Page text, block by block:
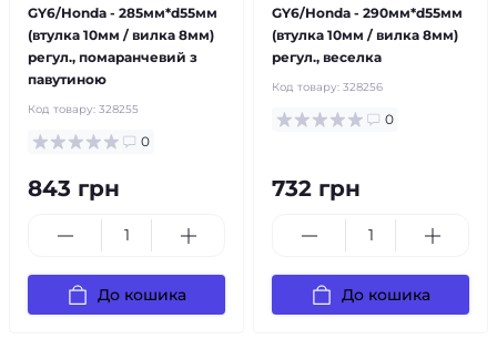
GY6/Honda - 285мм*d55мм
(втулка 10мм / вилка 8мм)
регул., помаранчевий з
павутиною
Код товару: 328255
0
843 грн
До кошика
GY6/Honda - 290мм*d55мм
(втулка 10мм / вилка 8мм)
регул., веселка
Код товару: 328256
0
732 грн
До кошика